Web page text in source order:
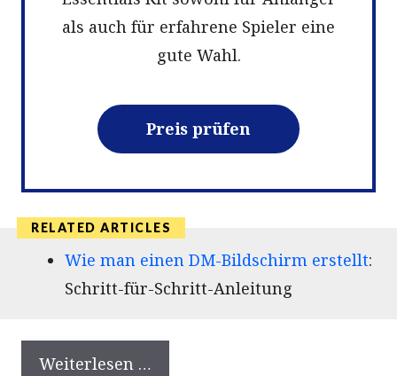
als auch für erfahrene Spieler eine
gute Wahl.
Preis prüfen
Wie man einen DM-Bildschirm erstellt:
Schritt-für-Schritt-Anleitung
Weiterlesen …